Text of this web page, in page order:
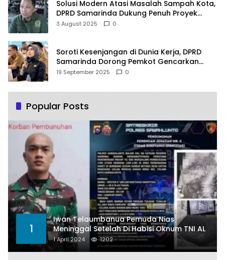
Solusi Modern Atasi Masalah Sampah Kota,
DPRD Samarinda Dukung Penuh Proyek
PLTSA
3 August 2025 0
Soroti Kesenjangan di Dunia Kerja, DPRD
Samarinda Dorong Pemkot Gencarkan
Pemberdayaan Perempuan
19 September 2025 0
Popular Posts
1
Iwan Telaumbanua Pemuda Nias
Meninggal Setelah Di Habisi Oknum TNI AL
1 April 2024 1202